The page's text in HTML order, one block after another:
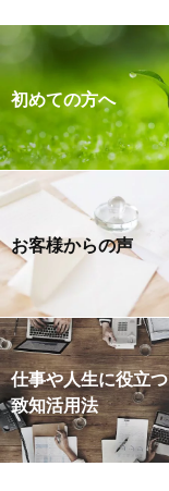
初めての方へ
お客様からの声
仕事や人生に役立つ
致知活用法